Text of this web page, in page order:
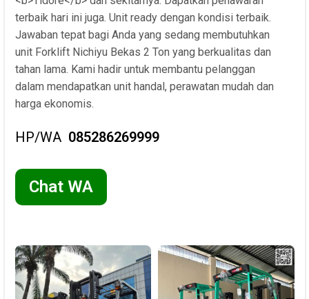
terbaik hari ini juga. Unit ready dengan kondisi terbaik.
Jawaban tepat bagi Anda yang sedang membutuhkan
unit Forklift Nichiyu Bekas 2 Ton yang berkualitas dan
tahan lama. Kami hadir untuk membantu pelanggan
dalam mendapatkan unit handal, perawatan mudah dan
harga ekonomis.
HP/WA 085286269999
Chat WA